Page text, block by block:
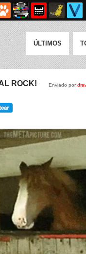
ÚLTIMOS
Enviado por
ROCK!